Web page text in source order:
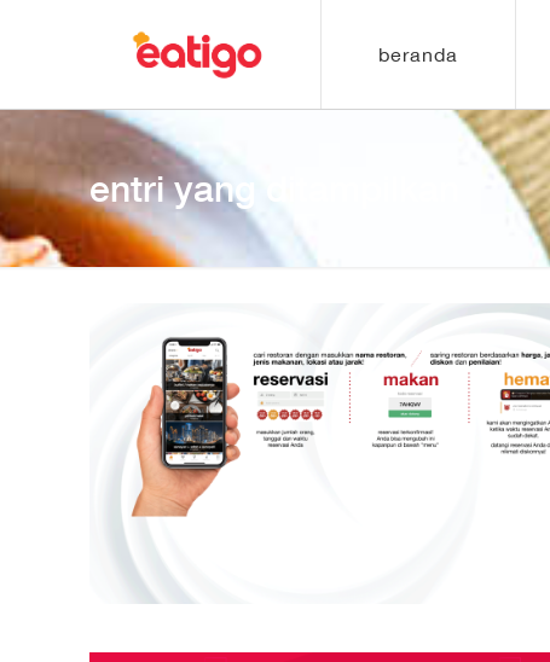
beranda
entri yang ditampilkan